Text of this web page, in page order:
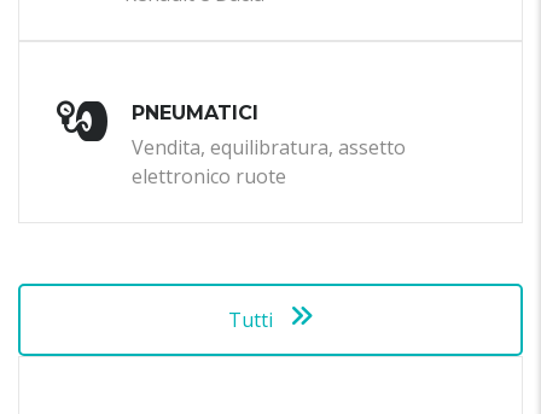
PNEUMATICI
Vendita, equilibratura, assetto
elettronico ruote
Tutti